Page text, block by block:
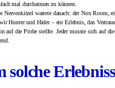
mal durchatmen zu können.
Nervenkitzel wartete danach: der Nox
Hunter und Hider – ein Erlebnis, das
auf die Probe stellte. Jeder musste sich auf die
solche